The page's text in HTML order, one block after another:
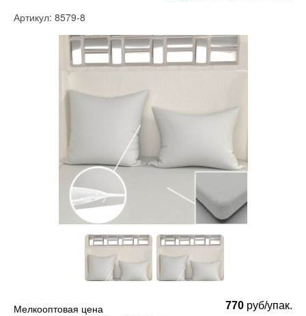
Артикул: 8579-8
Мелкооптовая цена 770 руб/упак.